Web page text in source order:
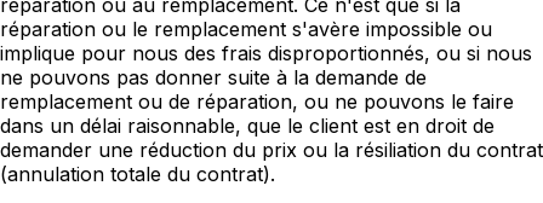
réparation ou le remplacement s'avère impossible ou
implique pour nous des frais disproportionnés, ou si nous
ne pouvons pas donner suite à la demande de
remplacement ou de réparation, ou ne pouvons le faire
dans un délai raisonnable, que le client est en droit de
demander une réduction du prix ou la résiliation du contrat
(annulation totale du contrat).